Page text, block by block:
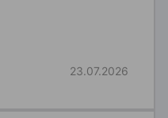
23.07.2026